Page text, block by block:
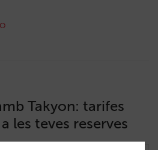
Takyon: tarifes
les teves reserves